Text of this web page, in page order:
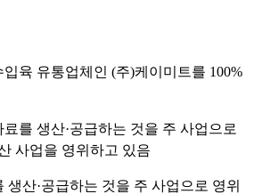
입육 유통업체인 (주)케이미트를 100%
료를 생산·공급하는 것을 주 사업으로
사업을 영위하고 있음
생산·공급하는 것을 주 사업으로 영위